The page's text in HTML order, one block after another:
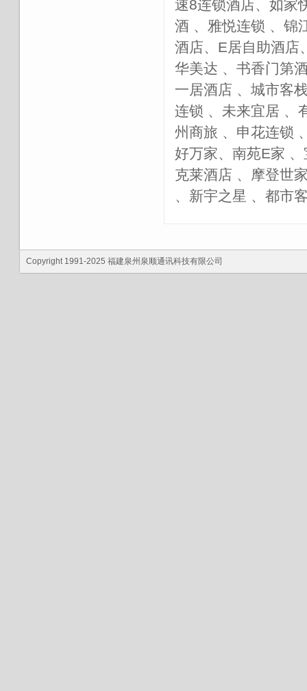
速8连锁酒店、如家
酒 、雅悦连锁 、锦
酒店、E居自助酒店
华美达 、书香门第
一居酒店 、城市客
连锁 、未来宜居 、
州商旅 、申花连锁
好万家、南苑E家
克莱酒店 、摩登世
、新宇之星 、都市
Copyright 1991-2025 福建泉州泉顺通讯科技有限公司